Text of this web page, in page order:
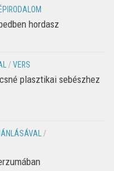
hordasz
/VERS
plasztikai sebészhez
/